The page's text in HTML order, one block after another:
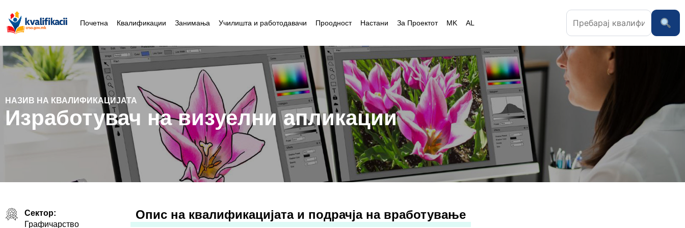
Почетна Квалификации Занимања Училишта и работодавачи Проодност Настани За Проектот MK AL
НАЗИВ НА КВАЛИФИКАЦИЈАТА
Изработувач на визуелни апликации
Сектор:
Графичарство
Oпис на квалификацијата и подрачја на вработување